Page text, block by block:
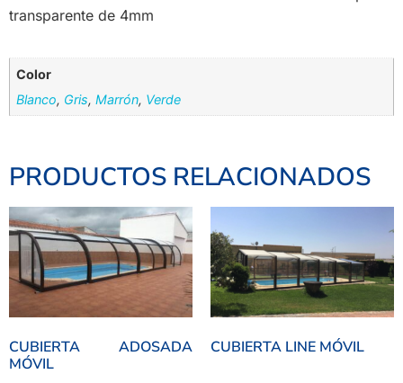
transparente de 4mm
Color
Blanco, Gris,Marrón, Verde
PRODUCTOS RELACIONADOS
CUBIERTA ADOSADA
MÓVIL
CUBIERTA LINE MÓVIL